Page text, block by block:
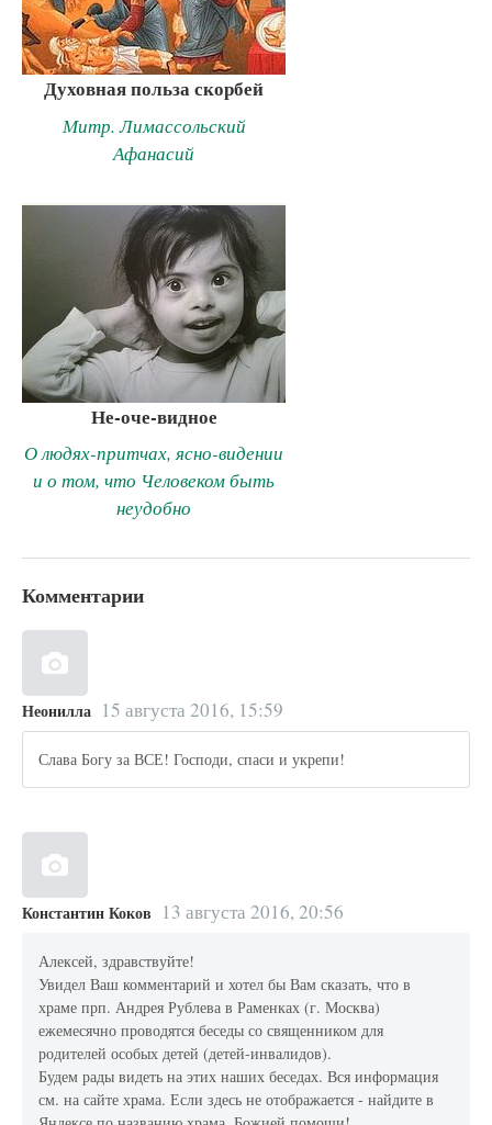
Духовная польза скорбей
Митр. Лимассольский
Афанасий
Не-оче-видное
О людях-притчах, ясно-видении
и о том, что Человеком быть
неудобно
Комментарии
Неонилла 15 августа 2016, 15:59
Слава Богу за ВСЕ! Господи, спаси и укрепи!
Константин Коков 13 августа 2016, 20:56
Алексей, здравствуйте!
Увидел Ваш комментарий и хотел бы Вам сказать, что в
храме прп. Андрея Рублева в Раменках (г. Москва)
ежемесячно проводятся беседы со священником для
родителей особых детей (детей-инвалидов).
Будем рады видеть на этих наших беседах. Вся информация
см. на сайте храма. Если здесь не отображается - найдите в